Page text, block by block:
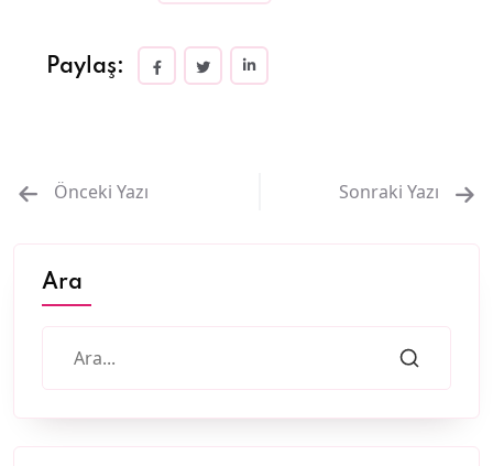
Paylaş:
Önceki Yazı Sonraki Yazı
Ara